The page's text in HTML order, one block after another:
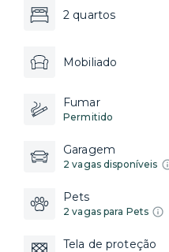
2 quartos
Mobiliado
Fumar
Permitido
Garagem
2 vagas disponíveis
Pets
2 vagas para Pets
Tela de proteção